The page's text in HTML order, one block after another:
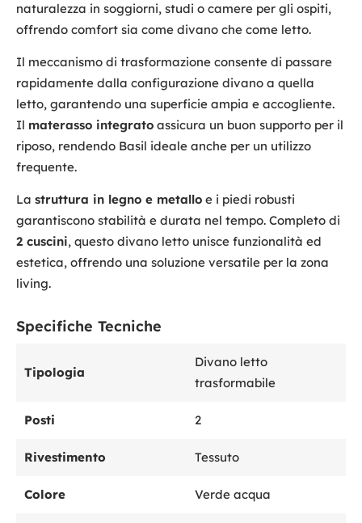
naturalezza in soggiorni, studi o camere per gli ospiti,
offrendo comfort sia come divano che come letto.
Il meccanismo di trasformazione consente di passare
rapidamente dalla configurazione divano a quella
letto, garantendo una superficie ampia e accogliente.
Il materasso integrato assicura un buon supporto per il
riposo, rendendo Basil ideale anche per un utilizzo
frequente.
La struttura in legno e metallo e i piedi robusti
garantiscono stabilità e durata nel tempo. Completo di
2 cuscini, questo divano letto unisce funzionalità ed
estetica, offrendo una soluzione versatile per la zona
living.
Specifiche Tecniche
Tipologia
Divano letto
trasformabile
Posti 2
Rivestimento Tessuto
Colore Verde acqua